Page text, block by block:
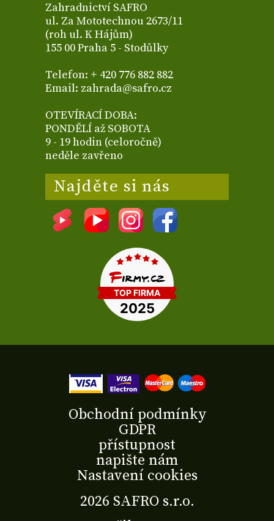
Zahradnictví SAFRO
ul. Za Mototechnou 2673/11
(roh ul. K Hájům)
155 00 Praha 5 - Stodůlky
Telefon: + 420 776 882 882
Email: zahrada@safro.cz
OTEVÍRACÍ DOBA:
PONDĚLÍ až SOBOTA
9 - 19 hodin (celoročně)
neděle zavřeno
Najděte si nás
2026 SAFRO s.r.o.
Obchodní podmínky
GDPR
přístupnost
napište nám
Nastavení cookies